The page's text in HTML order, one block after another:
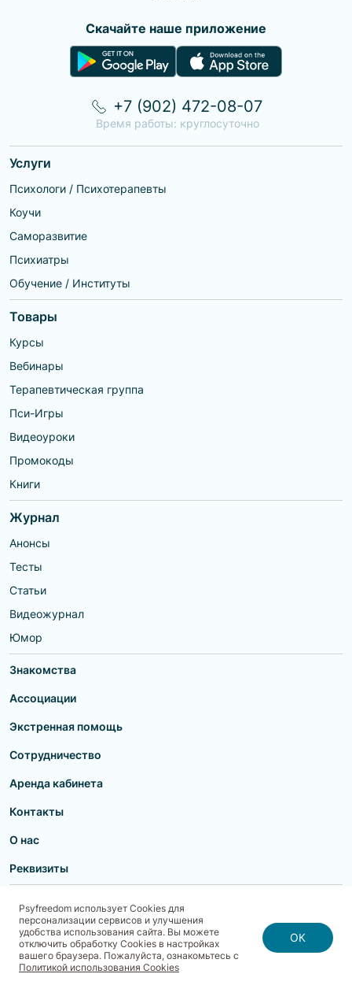
Скачайте наше приложение
Услуги
Психологи / Психотерапевты
Коучи
Саморазвитие
Психиатры
Обучение / Институты
Товары
Курсы
Вебинары
Терапевтическая группа
Пси-Игры
Видеоуроки
Промокоды
Книги
Журнал
Анонсы
Тесты
Статьи
Видеожурнал
Юмор
Знакомства
Ассоциации
Экстренная помощь
Сотрудничество
Аренда кабинета
Контакты
О нас
Реквизиты
+7 (902) 472-08-07
Время работы: круглосуточно
Пользовательское соглашениеПолитика конфиденциальности
Договор-оферта для партнеров и образовательных учреждений
Договор-оферта для специалистов
Карта сайта
Согласие на обработку, хранение и передачу персональных данных
РеквизитыПолитика использования cookies
Договор-оферта с КлиентомПолитика безопасности платежей
Psyfreedom использует Cookies для
персонализации сервисов и улучшения
удобства использования сайта. Вы можете
отключить обработку Cookies в настройках
вашего браузера. Пожалуйста, ознакомьтесь с
Политикой использования Cookies
ОК